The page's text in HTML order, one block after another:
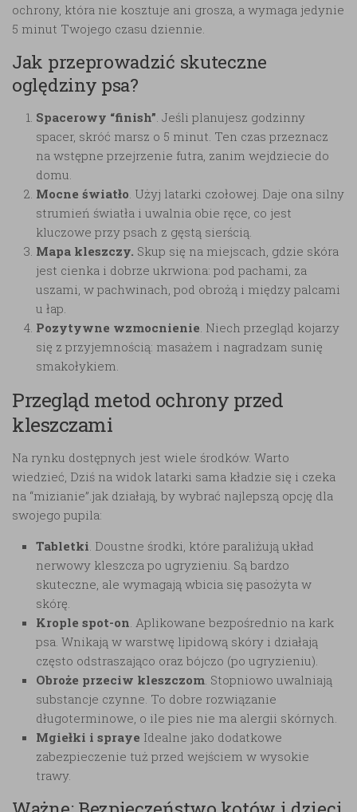
ochrony, która nie kosztuje ani grosza, a wymaga jedynie
5 minut Twojego czasu dziennie.
Jak przeprowadzić skuteczne
oględziny psa?
Spacerowy “finish” . Jeśli planujesz godzinny
spacer, skróć marsz o 5 minut. Ten czas przeznacz
na wstępne przejrzenie futra, zanim wejdziecie do
domu.
Mocne światło . Użyj latarki czołowej. Daje ona silny
strumień światła i uwalnia obie ręce, co jest
kluczowe przy psach z gęstą sierścią.
Mapa kleszczy. Skup się na miejscach, gdzie skóra
jest cienka i dobrze ukrwiona: pod pachami, za
uszami, w pachwinach, pod obrożą i między palcami
u łap.
Pozytywne wzmocnienie . Niech przegląd kojarzy
się z przyjemnością: masażem i nagradzam sunię
smakołykiem.
Przegląd metod ochrony przed
kleszczami
Na rynku dostępnych jest wiele środków. Warto
wiedzieć, Dziś na widok latarki sama kładzie się i czeka
na “mizianie”.jak działają, by wybrać najlepszą opcję dla
swojego pupila:
Tabletki . Doustne środki, które paraliżują układ
nerwowy kleszcza po ugryzieniu. Są bardzo
skuteczne, ale wymagają wbicia się pasożyta w
skórę.
Krople spot-on . Aplikowane bezpośrednio na kark
psa. Wnikają w warstwę lipidową skóry i działają
często odstraszająco oraz bójczo (po ugryzieniu).
Obroże przeciw kleszczom . Stopniowo uwalniają
substancje czynne. To dobre rozwiązanie
długoterminowe, o ile pies nie ma alergii skórnych.
Mgiełki i spraye Idealne jako dodatkowe
zabezpieczenie tuż przed wejściem w wysokie
trawy.